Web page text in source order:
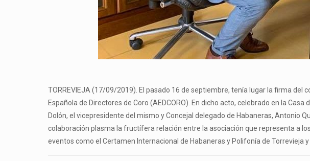
TORREVIEJA (17/09/2019). El pasado 16 de septiembre, tenía lugar la firma
Española de Directores de Coro (AEDCORO). En dicho acto, celebrado en la
Dolón, el vicepresidente del mismo y Concejal delegado de Habaneras, Antonio
colaboración plasma la fructífera relación entre la asociación que representa a
eventos como el Certamen Internacional de Habaneras y Polifonía de Torrevieja